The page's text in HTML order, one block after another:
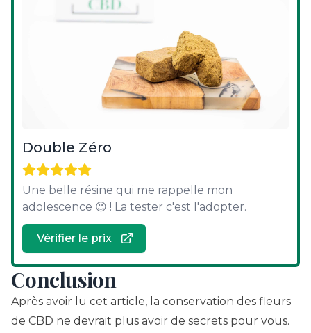
Double Zéro
Une belle résine qui me rappelle mon
adolescence 😉 ! La tester c'est l'adopter.
Vérifier le prix
Conclusion
Après avoir lu cet article, la conservation des fleurs
de CBD ne devrait plus avoir de secrets pour vous.